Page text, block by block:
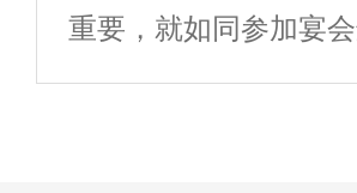
防水涂层+接缝处压胶
实现防风、防水、透
重要，就如同参加宴
礼服一样，厂家选择